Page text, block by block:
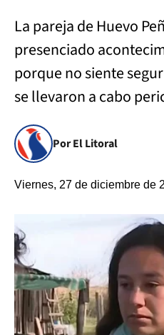
La pareja de Huevo
presenciado
porque no siente
se llevaron a cabo
Por El Litoral
Viernes, 27 de diciembre de